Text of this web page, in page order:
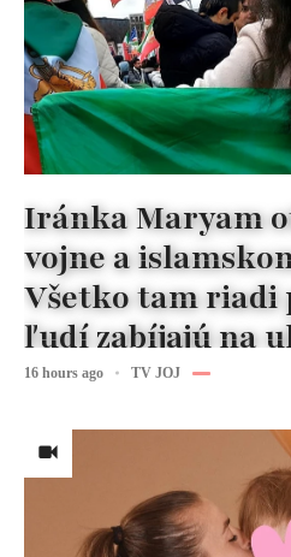
Iránka Maryam
vojne a
Všetko tam riadi
ľudí zabíjajú na
16 hours ago TV JOJ